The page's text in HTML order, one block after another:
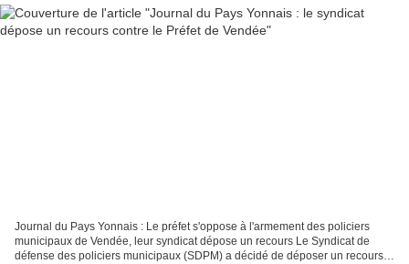
Journal du Pays Yonnais : Le préfet s'oppose à l'armement des policiers
municipaux de Vendée, leur syndicat dépose un recours Le Syndicat de
défense des policiers municipaux (SDPM) a décidé de déposer un recours